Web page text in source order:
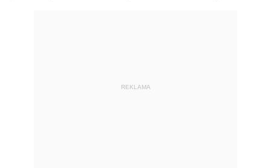
REKLAMA